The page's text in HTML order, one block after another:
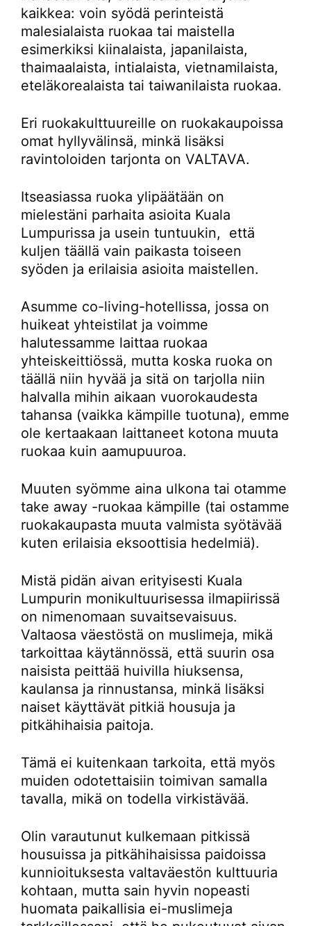
kaikkea: voin syödä perinteistä
malesialaista ruokaa tai maistella
esimerkiksi kiinalaista, japanilaista,
thaimaalaista, intialaista, vietnamilaista,
eteläkorealaista tai taiwanilaista ruokaa.
Eri ruokakulttuureille on ruokakaupoissa
omat hyllyvälinsä, minkä lisäksi
ravintoloiden tarjonta on VALTAVA.
Itseasiassa ruoka ylipäätään on
mielestäni parhaita asioita Kuala
Lumpurissa ja usein tuntuukin, että
kuljen täällä vain paikasta toiseen
syöden ja erilaisia asioita maistellen.
Asumme co-living-hotellissa, jossa on
huikeat yhteistilat ja voimme
halutessamme laittaa ruokaa
yhteiskeittiössä, mutta koska ruoka on
täällä niin hyvää ja sitä on tarjolla niin
halvalla mihin aikaan vuorokaudesta
tahansa (vaikka kämpille tuotuna), emme
ole kertaakaan laittaneet kotona muuta
ruokaa kuin aamupuuroa.
Muuten syömme aina ulkona tai otamme
take away -ruokaa kämpille (tai ostamme
ruokakaupasta muuta valmista syötävää
kuten erilaisia eksoottisia hedelmiä).
Mistä pidän aivan erityisesti Kuala
Lumpurin monikultuurisessa ilmapiirissä
on nimenomaan suvaitsevaisuus.
Valtaosa väestöstä on muslimeja, mikä
tarkoittaa käytännössä, että suurin osa
naisista peittää huivilla hiuksensa,
kaulansa ja rinnustansa, minkä lisäksi
naiset käyttävät pitkiä housuja ja
pitkähihaisia paitoja.
Tämä ei kuitenkaan tarkoita, että myös
muiden odotettaisiin toimivan samalla
tavalla, mikä on todella virkistävää.
Olin varautunut kulkemaan pitkissä
housuissa ja pitkähihaisissa paidoissa
kunnioituksesta valtaväestön kulttuuria
kohtaan, mutta sain hyvin nopeasti
huomata paikallisia ei-muslimeja